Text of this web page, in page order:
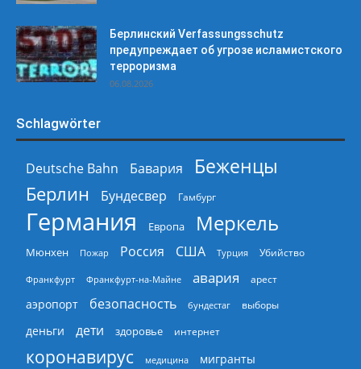
Берлинский Verfassungsschutz
предупреждает об угрозе исламистского
терроризма
06.08.2026
Schlagwörter
Deutsche Bahn Бавария
Беженцы
Берлин
Бундесвер Гамбург
Германия Европа Меркель
Мюнхен Пожар Россия США Турция Убийство
Франкфурт Франкфурт-на-Майне авария арест
аэропорт безопасность бундестаг выборы
деньги дети здоровье интернет
коронавирус медицина
мигранты